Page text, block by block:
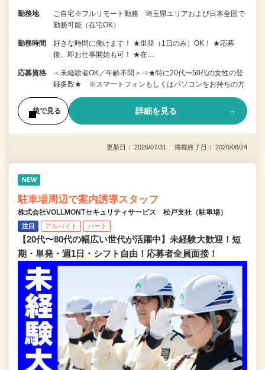
勤務地
ご自宅※フルリモート勤務 埼玉県エリアおよび日本全国で
勤務可能（在宅OK）
勤務時間
好きな時間に働けます！ ★単発（1日のみ）OK！ ★応募
後、即お仕事開始も可！ ★在…
応募資格
＜未経験者OK／年齢不問＞⇒★特に20代〜50代の女性の登
録多数★ ※スマートフォンもしくはパソコンをお持ちの方
後で見る 詳細を見る
更新日： 2026/07/31 掲載終了日： 2026/08/24
NEW
駐車場周辺で案内誘導スタッフ
株式会社VOLLMONTセキュリティサービス 松戸支社（駐車場）
注目 アルバイト パート
【20代〜80代の幅広い世代が活躍中】未経験大歓迎！短
期・単発・週1日・シフト自由！応募者全員面接！